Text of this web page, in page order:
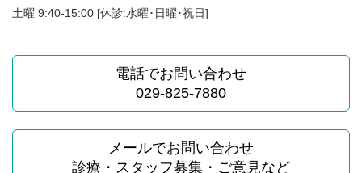
土曜 9:40-15:00 [休診:水曜･日曜･祝日]
電話でお問い合わせ
029-825-7880
メールでお問い合わせ
診療・スタッフ募集・ご意見など